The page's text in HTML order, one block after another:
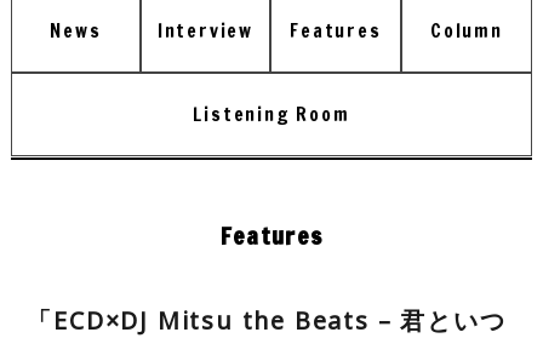
News Interview Features Column
Listening Room
Features
「ECD×DJ Mitsu the Beats – 君といつ